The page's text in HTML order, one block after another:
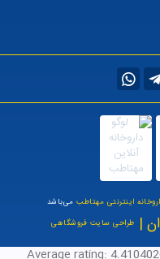
اینترنتی مهتاطبمی‌باشد
| طراحی سایت فروشگاهی
Average rating: